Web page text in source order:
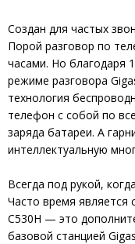
Создан для частых
Порой разговор по
часами. Но благодаря
режиме разговора
технология
телефон с собой по
заряда батареи. А
интеллектуальную
Всегда под рукой,
Часто время
C530H — это
базовой станцией